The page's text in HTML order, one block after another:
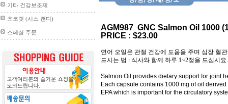
기타 건강보조제
쵸코렛 (시스 캔디)
스페셜 주문
AGM987 GNC Salmon Oil 1000
PRICE : $23.00
연어 오일은 관절 건강에 도움을 주며 심장 혈
드시는 법 : 식사와 함께 하루 1~2정을 드십시요
Salmon Oil provides dietary support for joint
Each capsule contains 1000 mg of oil
EPAwhich is important for the circulatory